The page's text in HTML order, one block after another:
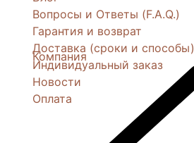
Вопросы и Ответы (F.A.Q.)
Гарантия и возврат
Доставка (сроки и способы)
Индивидуальный заказ
Новости
Оплата
Компания